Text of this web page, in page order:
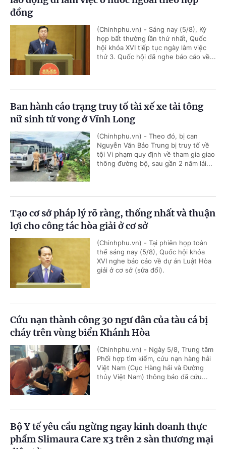
đồng
(Chinhphu.vn) - Sáng nay (5/8), Kỳ
họp bất thường lần thứ nhất, Quốc
hội khóa XVI tiếp tục ngày làm việc
thứ 3. Quốc hội đã nghe báo cáo về...
Ban hành cáo trạng truy tố tài xế xe tải tông
nữ sinh tử vong ở Vĩnh Long
(Chinhphu.vn) - Theo đó, bị can
Nguyễn Văn Bảo Trung bị truy tố về
tội Vi phạm quy định về tham gia giao
thông đường bộ, sau gần 2 năm lái...
Tạo cơ sở pháp lý rõ ràng, thống nhất và thuận
lợi cho công tác hòa giải ở cơ sở
(Chinhphu.vn) - Tại phiên họp toàn
thể sáng nay (5/8), Quốc hội khóa
XVI nghe báo cáo về dự án Luật Hòa
giải ở cơ sở (sửa đổi).
Cứu nạn thành công 30 ngư dân của tàu cá bị
cháy trên vùng biển Khánh Hòa
(Chinhphu.vn) - Ngày 5/8, Trung tâm
Phối hợp tìm kiếm, cứu nạn hàng hải
Việt Nam (Cục Hàng hải và Đường
thủy Việt Nam) thông báo đã cứu...
Bộ Y tế yêu cầu ngừng ngay kinh doanh thực
phẩm Slimaura Care x3 trên 2 sàn thương mại